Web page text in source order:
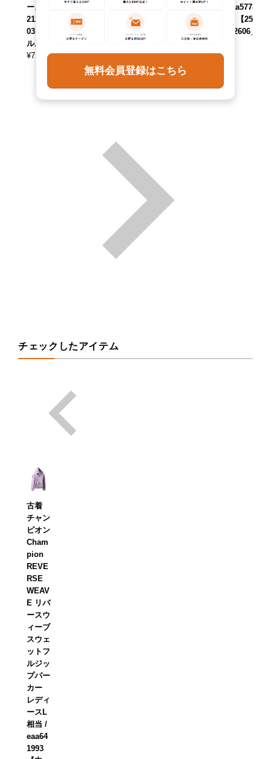
ースS相当 /eaa621
212 【中古】 【26
0316】 【Elulu/エ
ルル】
¥7,590(税込)
2 【中古】 【2511
XL相当 /eaa57789
0 【中古】 【2509
03】 【SS2606_30
チェックしたアイテム
古着
チャン
ピオン
Cham
pion
REVE
RSE
WEAV
E リバ
ースウ
ィーブ
スウェ
ットフ
ルジッ
プパー
カー
レディ
ースL
相当 /
eaa64
1993
無料会員登録はこちら